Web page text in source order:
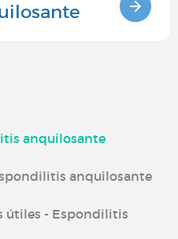
anquilosante
anquilosante
útiles - Espondilitis